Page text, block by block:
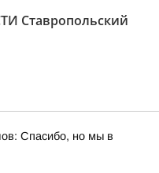
Ставропольский
Спасибо, но мы в